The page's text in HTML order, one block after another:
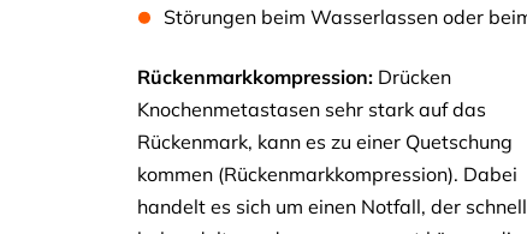
Störungen beim Wasserlassen oder
Rückenmarkkompression: Drücken
Knochenmetastasen sehr stark auf das
Rückenmark, kann es zu einer Quetschung
kommen (Rückenmarkkompression). Dabei
handelt es sich um einen Notfall, der schnell